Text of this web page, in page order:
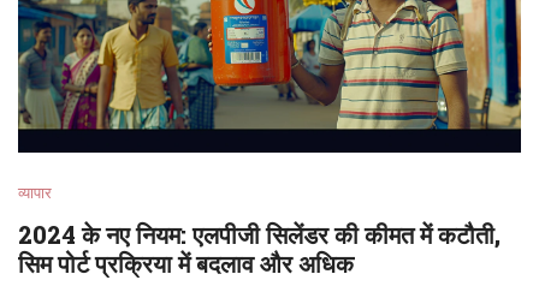
व्यापार
2024 के नए नियम: एलपीजी सिलेंडर की कीमत में कटौती,
सिम पोर्ट प्रक्रिया में बदलाव और अधिक